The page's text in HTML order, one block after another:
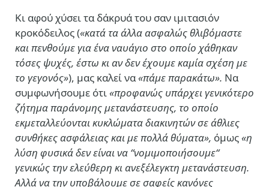
Κι αφού χύσει τα δάκρυά του σαν ιμιτασιόν
κροκόδειλος («κατά τα άλλα ασφαλώς θλιβόμαστε
και πενθούμε για ένα ναυάγιο στο οποίο χάθηκαν
τόσες ψυχές, έστω κι αν δεν έχουμε καμία σχέση με
το γεγονός»), μας καλεί να«πάμε παρακάτω». Να
συμφωνήσουμε ότι«προφανώς υπάρχει γενικότερο
ζήτημα παράνομης μετανάστευσης, το οποίο
εκμεταλλεύονται κυκλώματα διακινητών σε άθλιες
συνθήκες ασφάλειας και με πολλά θύματα», όμως«η
λύση φυσικά δεν είναι να “νομιμοποιήσουμε“
γενικώς την ελεύθερη κι ανεξέλεγκτη μετανάστευση.
Αλλά να την υποβάλουμε σε σαφείς κανόνες